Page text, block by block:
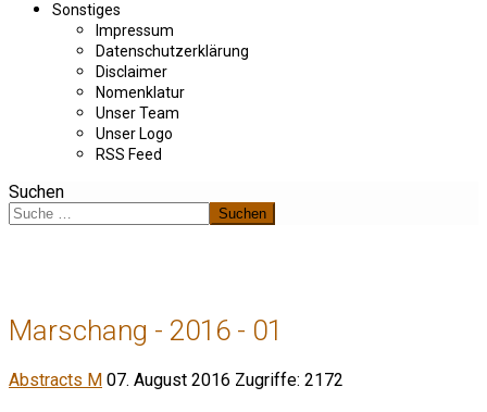
Sonstiges
Impressum
Datenschutzerklärung
Disclaimer
Nomenklatur
Unser Team
Unser Logo
RSS Feed
Suchen
Suchen
Marschang - 2016 - 01
Abstracts M 07. August 2016 Zugriffe: 2172